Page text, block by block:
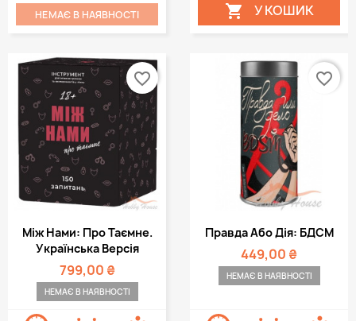
НЕМАЄ В НАЯВНОСТІ  У КОШИК
Між Нами: Про Таємне.
Українська Версія
799,00 ₴
НЕМАЄ В НАЯВНОСТІ
favorite_border
Правда Або Дія: БДСМ
449,00 ₴
НЕМАЄ В НАЯВНОСТІ
favorite_border